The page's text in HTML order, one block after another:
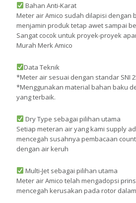
Bahan Anti-Karat
Meter air Amico sudah dilapisi dengan
menjamin produk tetap awet sampai
Sangat cocok untuk proyek-proyek
Murah Merk Amico
Data Teknik
*Meter air sesuai dengan standar SNI
*Menggunakan material bahan baku
yang terbaik.
Dry Type sebagai pilihan utama
Setiap meteran air yang kami supply
mencegah susahnya pembacaan
dengan air keruh
Multi-Jet sebagai pilihan utama
Meter air Amico telah mengadopsi
mencegah kerusakan pada rotor